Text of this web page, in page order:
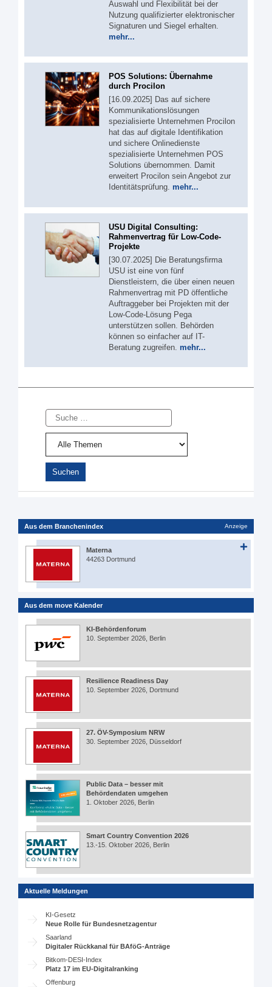
Auswahl und Flexibilität bei der
Nutzung qualifizierter elektronischer
Signaturen und Siegel erhalten.
mehr...
POS Solutions: Übernahme
durch Procilon
[16.09.2025] Das auf sichere
Kommunikationslösungen
spezialisierte Unternehmen Procilon
hat das auf digitale Identifikation
und sichere Onlinedienste
spezialisierte Unternehmen POS
Solutions übernommen. Damit
erweitert Procilon sein Angebot zur
Identitätsprüfung. mehr...
USU Digital Consulting:
Rahmenvertrag für Low-Code-
Projekte
[30.07.2025] Die Beratungsfirma
USU ist eine von fünf
Dienstleistern, die über einen neuen
Rahmenvertrag mit PD öffentliche
Auftraggeber bei Projekten mit der
Low-Code-Lösung Pega
unterstützen sollen. Behörden
können so einfacher auf IT-
Beratung zugreifen. mehr...
Suche
Aus dem Branchenindex Anzeige
Materna
44263 Dortmund
Aus dem move Kalender
KI-Behördenforum
10. September 2026, Berlin
Resilience Readiness Day
10. September 2026, Dortmund
27. ÖV-Symposium NRW
30. September 2026, Düsseldorf
Public Data – besser mit
Behördendaten umgehen
1. Oktober 2026, Berlin
Smart Country Convention 2026
13.-15. Oktober 2026, Berlin
Aktuelle Meldungen
KI-Gesetz
Neue Rolle für Bundesnetzagentur
Saarland
Digitaler Rückkanal für BAföG-Anträge
Bitkom-DESI-Index
Platz 17 im EU-Digitalranking
Offenburg